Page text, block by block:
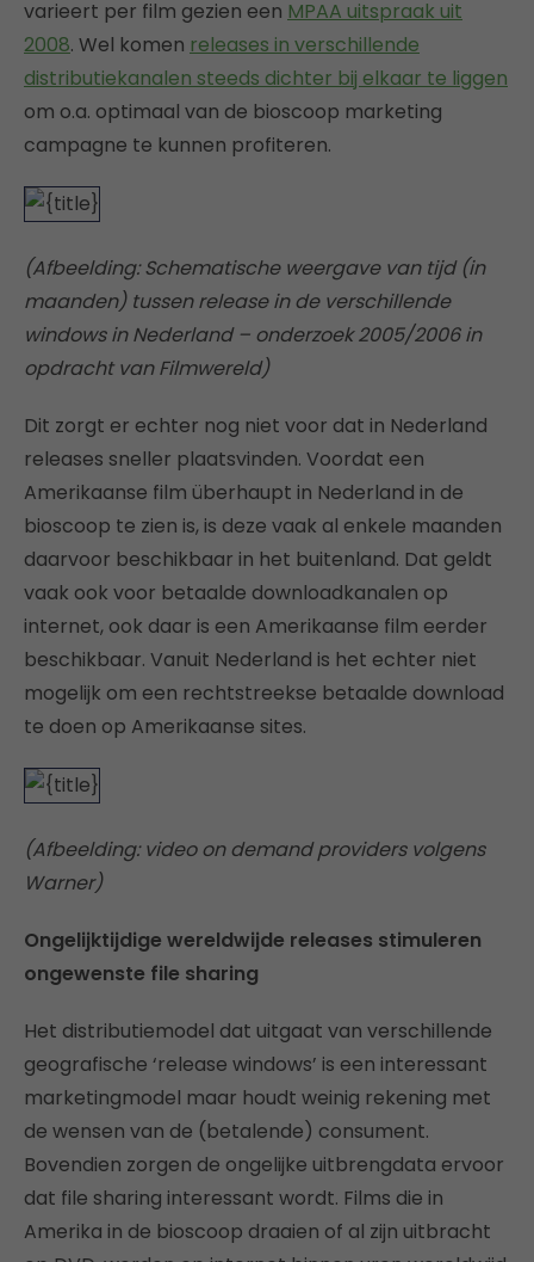
varieert per film gezien een MPAA uitspraak uit
2008. Wel komen releases in verschillende
distributiekanalen steeds dichter bij elkaar te liggen
om o.a. optimaal van de bioscoop marketing
campagne te kunnen profiteren.
(Afbeelding: Schematische weergave van tijd (in
maanden) tussen release in de verschillende
windows in Nederland – onderzoek 2005/2006 in
opdracht van Filmwereld)
Dit zorgt er echter nog niet voor dat in Nederland
releases sneller plaatsvinden. Voordat een
Amerikaanse film überhaupt in Nederland in de
bioscoop te zien is, is deze vaak al enkele maanden
daarvoor beschikbaar in het buitenland. Dat geldt
vaak ook voor betaalde downloadkanalen op
internet, ook daar is een Amerikaanse film eerder
beschikbaar. Vanuit Nederland is het echter niet
mogelijk om een rechtstreekse betaalde download
te doen op Amerikaanse sites.
(Afbeelding: video on demand providers volgens
Warner)
Ongelijktijdige wereldwijde releases stimuleren
ongewenste file sharing
Het distributiemodel dat uitgaat van verschillende
geografische ‘release windows’ is een interessant
marketingmodel maar houdt weinig rekening met
de wensen van de (betalende) consument.
Bovendien zorgen de ongelijke uitbrengdata ervoor
dat file sharing interessant wordt. Films die in
Amerika in de bioscoop draaien of al zijn uitbracht